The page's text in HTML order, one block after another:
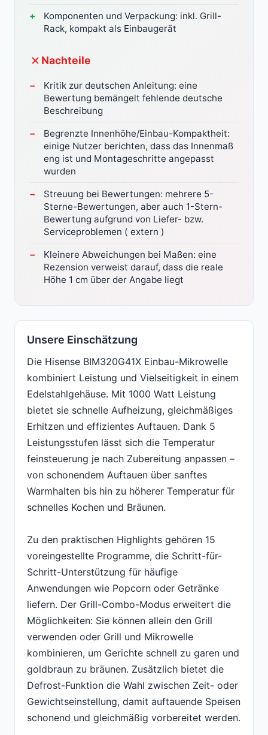
Komponenten und Verpackung: inkl. Grill-
Rack, kompakt als Einbaugerät
Nachteile
Kritik zur deutschen Anleitung: eine
Bewertung bemängelt fehlende deutsche
Beschreibung
Begrenzte Innenhöhe/Einbau-Kompaktheit:
einige Nutzer berichten, dass das Innenmaß
eng ist und Montageschritte angepasst
wurden
Streuung bei Bewertungen: mehrere 5-
Sterne-Bewertungen, aber auch 1-Stern-
Bewertung aufgrund von Liefer- bzw.
Serviceproblemen ( extern )
Kleinere Abweichungen bei Maßen: eine
Rezension verweist darauf, dass die reale
Höhe 1 cm über der Angabe liegt
Unsere Einschätzung
Die Hisense BIM320G41X Einbau-Mikrowelle
kombiniert Leistung und Vielseitigkeit in einem
Edelstahlgehäuse. Mit 1000 Watt Leistung
bietet sie schnelle Aufheizung, gleichmäßiges
Erhitzen und effizientes Auftauen. Dank 5
Leistungsstufen lässt sich die Temperatur
feinsteuerung je nach Zubereitung anpassen –
von schonendem Auftauen über sanftes
Warmhalten bis hin zu höherer Temperatur für
schnelles Kochen und Bräunen.
Zu den praktischen Highlights gehören 15
voreingestellte Programme, die Schritt-für-
Schritt-Unterstützung für häufige
Anwendungen wie Popcorn oder Getränke
liefern. Der Grill-Combo-Modus erweitert die
Möglichkeiten: Sie können allein den Grill
verwenden oder Grill und Mikrowelle
kombinieren, um Gerichte schnell zu garen und
goldbraun zu bräunen. Zusätzlich bietet die
Defrost-Funktion die Wahl zwischen Zeit- oder
Gewichtseinstellung, damit auftauende Speisen
schonend und gleichmäßig vorbereitet werden.